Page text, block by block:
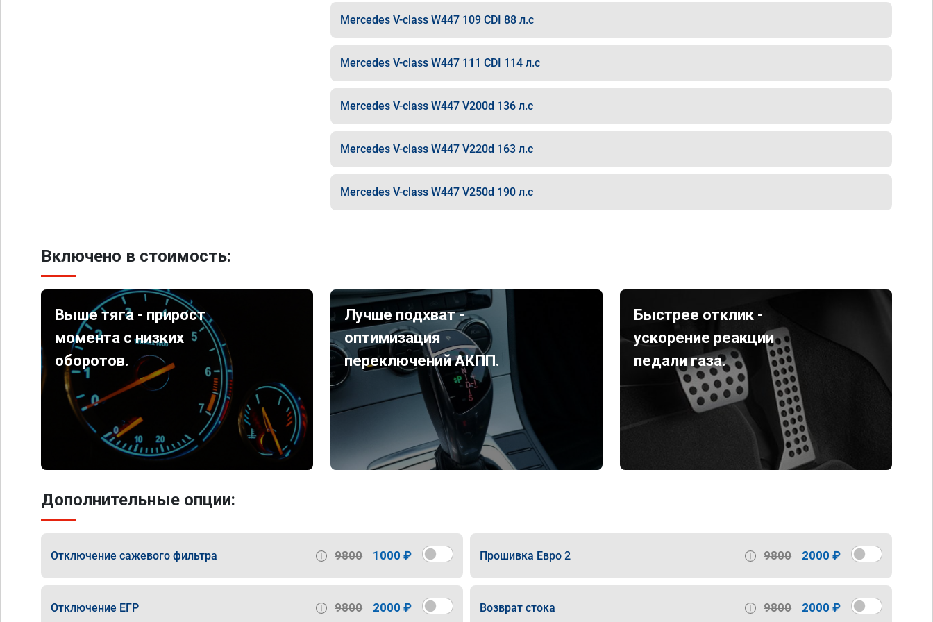
Mercedes V-class W447 109 CDI 88 л.с
Mercedes V-class W447 111 CDI 114 л.с
Mercedes V-class W447 V200d 136 л.с
Mercedes V-class W447 V220d 163 л.с
Mercedes V-class W447 V250d 190 л.с
Включено в стоимость:
Выше тяга - прирост
момента с низких
оборотов.
Лучше подхват -
оптимизация
переключений АКПП.
Быстрее отклик -
ускорение реакции
педали газа.
Дополнительные опции:
Отключение сажевого фильтра 9800 1000 ₽ Прошивка Евро 2 9800 2000 ₽
Отключение ЕГР 9800 2000 ₽ Возврат стока 9800 2000 ₽